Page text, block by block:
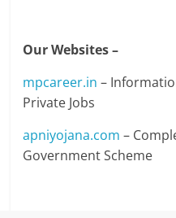
Our Websites –
mpcareer.in –
Private Jobs
apniyojana.com –
Government Scheme